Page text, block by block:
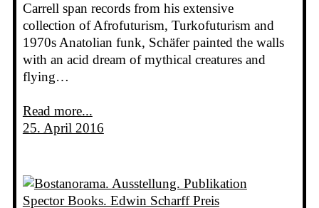
Carrell span records from his extensive
collection of Afrofuturism, Turkofuturism and
1970s Anatolian funk, Schäfer painted the walls
with an acid dream of mythical creatures and
flying…
Read more...
25. April 2016